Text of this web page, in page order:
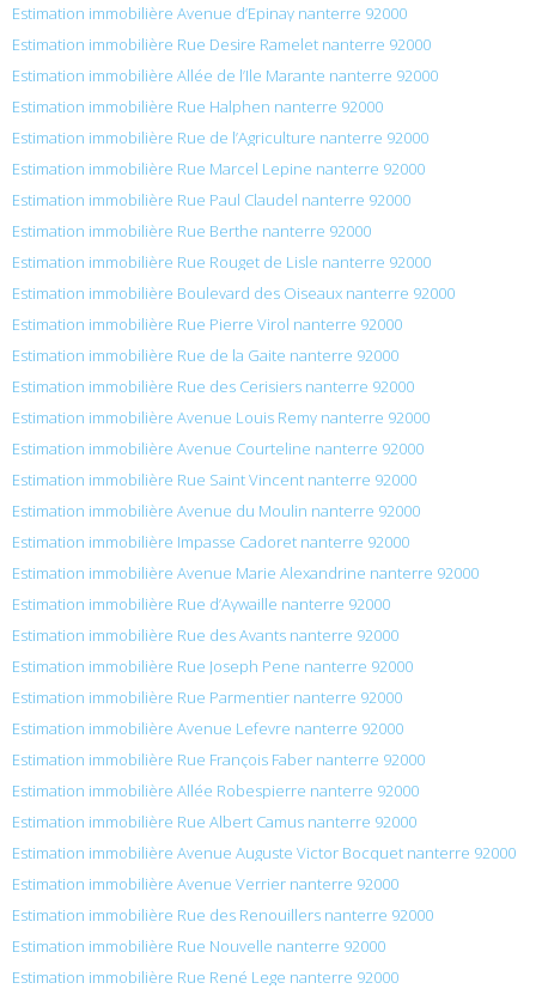
Estimation immobilière Avenue d’Epinay nanterre 92000
Estimation immobilière Rue Desire Ramelet nanterre 92000
Estimation immobilière Allée de l’Ile Marante nanterre 92000
Estimation immobilière Rue Halphen nanterre 92000
Estimation immobilière Rue de l’Agriculture nanterre 92000
Estimation immobilière Rue Marcel Lepine nanterre 92000
Estimation immobilière Rue Paul Claudel nanterre 92000
Estimation immobilière Rue Berthe nanterre 92000
Estimation immobilière Rue Rouget de Lisle nanterre 92000
Estimation immobilière Boulevard des Oiseaux nanterre 92000
Estimation immobilière Rue Pierre Virol nanterre 92000
Estimation immobilière Rue de la Gaite nanterre 92000
Estimation immobilière Rue des Cerisiers nanterre 92000
Estimation immobilière Avenue Louis Remy nanterre 92000
Estimation immobilière Avenue Courteline nanterre 92000
Estimation immobilière Rue Saint Vincent nanterre 92000
Estimation immobilière Avenue du Moulin nanterre 92000
Estimation immobilière Impasse Cadoret nanterre 92000
Estimation immobilière Avenue Marie Alexandrine nanterre 92000
Estimation immobilière Rue d’Aywaille nanterre 92000
Estimation immobilière Rue des Avants nanterre 92000
Estimation immobilière Rue Joseph Pene nanterre 92000
Estimation immobilière Rue Parmentier nanterre 92000
Estimation immobilière Avenue Lefevre nanterre 92000
Estimation immobilière Rue François Faber nanterre 92000
Estimation immobilière Allée Robespierre nanterre 92000
Estimation immobilière Rue Albert Camus nanterre 92000
Estimation immobilière Avenue Auguste Victor Bocquet nanterre 92000
Estimation immobilière Avenue Verrier nanterre 92000
Estimation immobilière Rue des Renouillers nanterre 92000
Estimation immobilière Rue Nouvelle nanterre 92000
Estimation immobilière Rue René Lege nanterre 92000